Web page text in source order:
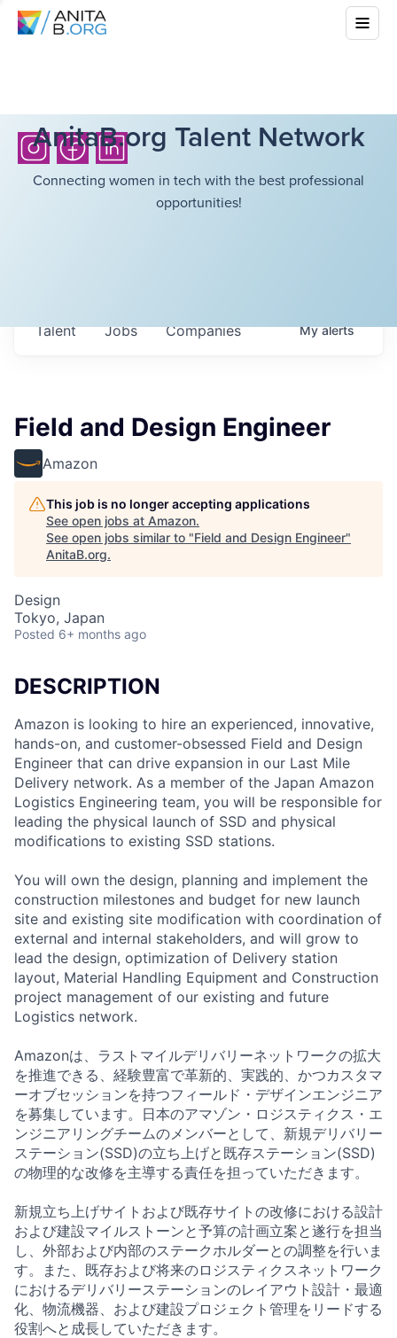
AnitaB.org Talent Network
Connecting women in tech with the best professional
opportunities!
Jobs Companies
Talent Myalerts
Field and Design Engineer
Amazon
This job is no longer accepting applications
See open jobs at Amazon.
See open jobs similar to "Field and Design Engineer"
AnitaB.org.
Design
Tokyo, Japan
Posted 6+ months ago
DESCRIPTION
Amazon is looking to hire an experienced, innovative,
hands-on, and customer-obsessed Field and Design
Engineer that can drive expansion in our Last Mile
Delivery network. As a member of the Japan Amazon
Logistics Engineering team, you will be responsible for
leading the physical launch of SSD and physical
modifications to existing SSD stations.
You will own the design, planning and implement the
construction milestones and budget for new launch
site and existing site modification with coordination of
external and internal stakeholders, and will grow to
lead the design, optimization of Delivery station
layout, Material Handling Equipment and Construction
project management of our existing and future
Logistics network.
Amazonは、ラストマイルデリバリーネットワークの拡大
を推進できる、経験豊富で革新的、実践的、かつカスタマ
ーオブセッションを持つフィールド・デザインエンジニア
を募集しています。日本のアマゾン・ロジスティクス・エ
ンジニアリングチームのメンバーとして、新規デリバリー
ステーション(SSD)の立ち上げと既存ステーション(SSD)
の物理的な改修を主導する責任を担っていただきます。
新規立ち上げサイトおよび既存サイトの改修における設計
および建設マイルストーンと予算の計画立案と遂行を担当
し、外部および内部のステークホルダーとの調整を行いま
す。また、既存および将来のロジスティクスネットワーク
におけるデリバリーステーションのレイアウト設計・最適
化、物流機器、および建設プロジェクト管理をリードする
役割へと成長していただきます。